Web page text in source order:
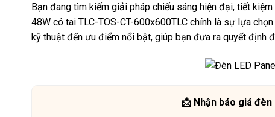
Bạn đang tìm kiếm giải pháp chiếu sáng hiện đại, tiết
48W có tai TLC-TOS-CT-600x600TLC chính là sự lựa
kỹ thuật đến ưu điểm nổi bật, giúp bạn đưa ra quyết định
📩 Nhận báo giá